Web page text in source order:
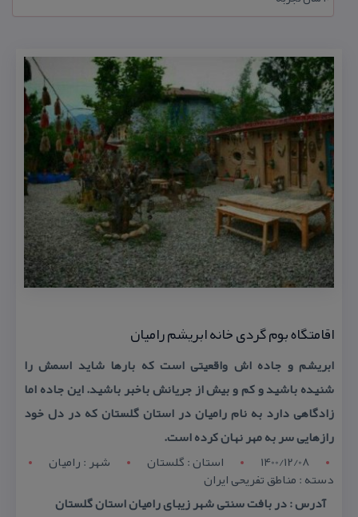
اقامتگاه بوم گردی خانه ابریشم رامیان
ابریشم و جاده اش واقعیتی است كه بارها شاید اسمش را
شنیده باشید و كم و بیش از جریانش باخبر باشید. این جاده اما
زادگاهی دارد به نام رامیان در استان گلستان كه در دل خود
رازهایی سر به مهر نهان كرده است.
1400/12/08
استان : گلستان شهر : راميان
دسته : مناطق تفریحی ایران
آدرس : در بافت سنتی شهر زیبای رامیان استان گلستان